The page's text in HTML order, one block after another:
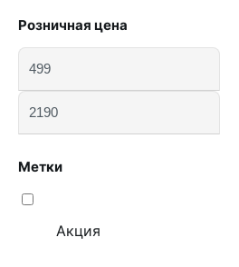
Розничная цена
Метки
Акция